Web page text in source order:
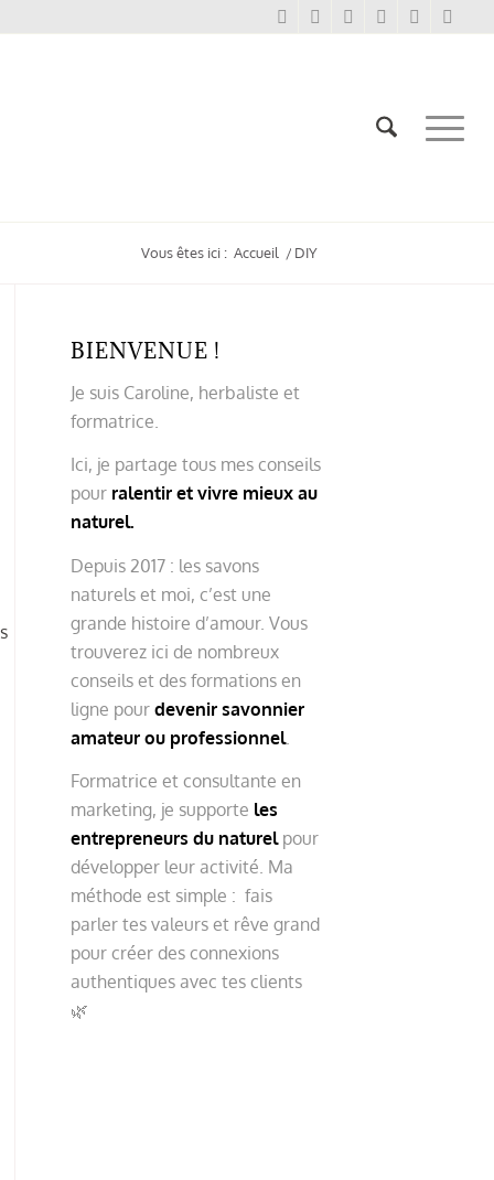
Vous êtes ici : Accueil / DIY
BIENVENUE !
Je suis Caroline, herbaliste et
formatrice.
Ici, je partage tous mes conseils
pour ralentir et vivre mieux au
naturel.
Depuis 2017 : les savons
naturels et moi, c’est une
grande histoire d’amour. Vous
trouverez ici de nombreux
conseils et des formations en
ligne pour devenir savonnier
amateur ou professionnel.
Formatrice et consultante en
marketing, je supporte les
entrepreneurs du naturel pour
développer leur activité. Ma
méthode est simple : fais
parler tes valeurs et rêve grand
pour créer des connexions
authentiques avec tes clients
🌿